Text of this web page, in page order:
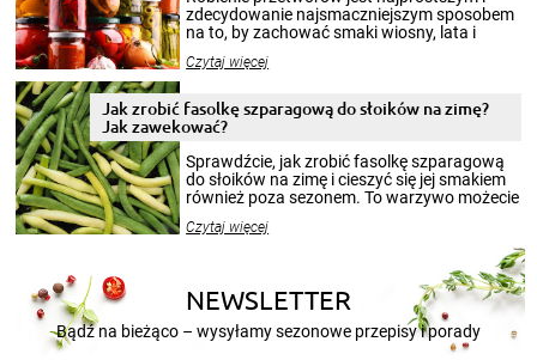
zdecydowanie najsmaczniejszym sposobem
na to, by zachować smaki wiosny, lata i
krajobrazów, by cieszyć nimi oko w sezonie
pełni poczuć atmosferę cieplejszych
miesięcy. Przygotowanie słoików ze
patenty, które pozwolą zachować świeżość
przetworów.
Czytaj więcej
Jak zrobić fasolkę szparagową do słoików na zimę?
Jak zawekować?
Sprawdźcie, jak zrobić fasolkę szparagową
do słoików na zimę i cieszyć się jej smakiem
również poza sezonem. To warzywo możecie
nasze propozycje!
Czytaj więcej
NEWSLETTER
Bądź na bieżąco – wysyłamy sezonowe przepisy i porady